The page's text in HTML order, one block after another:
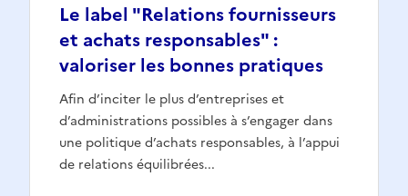
Le label "Relations fournisseurs
et achats responsables" :
valoriser les bonnes pratiques
Afin d’inciter le plus d’entreprises et
d’administrations possibles à s’engager dans
une politique d’achats responsables, à l’appui
de relations équilibrées...